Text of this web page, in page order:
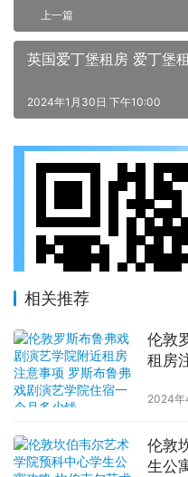
上一篇
英国爱丁堡租房 爱丁堡
2024年1月30日 下午10:00
相关推荐
伦敦
租房
2024年
伦敦
生公